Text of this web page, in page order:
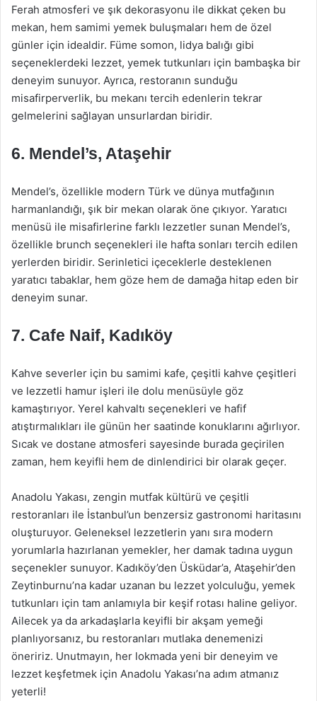
Ferah atmosferi ve şık dekorasyonu ile dikkat çeken bu
mekan, hem samimi yemek buluşmaları hem de özel
günler için idealdir. Füme somon, lidya balığı gibi
seçeneklerdeki lezzet, yemek tutkunları için bambaşka bir
deneyim sunuyor. Ayrıca, restoranın sunduğu
misafirperverlik, bu mekanı tercih edenlerin tekrar
gelmelerini sağlayan unsurlardan biridir.
6. Mendel’s, Ataşehir
Mendel’s, özellikle modern Türk ve dünya mutfağının
harmanlandığı, şık bir mekan olarak öne çıkıyor. Yaratıcı
menüsü ile misafirlerine farklı lezzetler sunan Mendel’s,
özellikle brunch seçenekleri ile hafta sonları tercih edilen
yerlerden biridir. Serinletici içeceklerle desteklenen
yaratıcı tabaklar, hem göze hem de damağa hitap eden bir
deneyim sunar.
7. Cafe Naif, Kadıköy
Kahve severler için bu samimi kafe, çeşitli kahve çeşitleri
ve lezzetli hamur işleri ile dolu menüsüyle göz
kamaştırıyor. Yerel kahvaltı seçenekleri ve hafif
atıştırmalıkları ile günün her saatinde konuklarını ağırlıyor.
Sıcak ve dostane atmosferi sayesinde burada geçirilen
zaman, hem keyifli hem de dinlendirici bir olarak geçer.
Anadolu Yakası, zengin mutfak kültürü ve çeşitli
restoranları ile İstanbul’un benzersiz gastronomi haritasını
oluşturuyor. Geleneksel lezzetlerin yanı sıra modern
yorumlarla hazırlanan yemekler, her damak tadına uygun
seçenekler sunuyor. Kadıköy’den Üsküdar’a, Ataşehir’den
Zeytinburnu’na kadar uzanan bu lezzet yolculuğu, yemek
tutkunları için tam anlamıyla bir keşif rotası haline geliyor.
Ailecek ya da arkadaşlarla keyifli bir akşam yemeği
planlıyorsanız, bu restoranları mutlaka denemenizi
öneririz. Unutmayın, her lokmada yeni bir deneyim ve
lezzet keşfetmek için Anadolu Yakası’na adım atmanız
yeterli!